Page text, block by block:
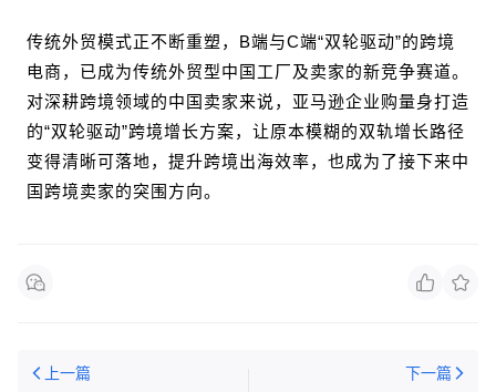
传统外贸模式正不断重塑，B端与C端“双轮驱动”的跨境
电商，已成为传统外贸型中国工厂及卖家的新竞争赛道。
对深耕跨境领域的中国卖家来说，亚马逊企业购量身打造
的“双轮驱动”跨境增长方案，让原本模糊的双轨增长路径
变得清晰可落地，提升跨境出海效率，也成为了接下来中
国跨境卖家的突围方向。
上一篇
下一篇